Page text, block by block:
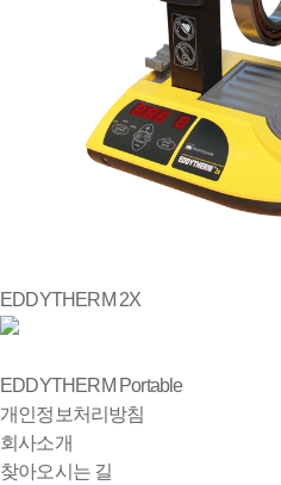
EDDYTHERM 2X
EDDYTHERM Portable
개인정보처리방침
회사소개
찾아오시는 길